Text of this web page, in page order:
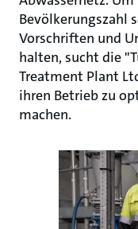
Bevölkerungszahl
Vorschriften und
halten, sucht die
Treatment Plant
ihren Betrieb zu
machen.